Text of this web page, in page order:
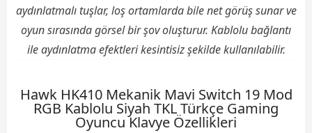
aydınlatmalı tuşlar, loş ortamlarda bile net görüş sunar ve
oyun sırasında görsel bir şov oluşturur. Kablolu bağlantı
ile aydınlatma efektleri kesintisiz şekilde kullanılabilir.
Hawk HK410 Mekanik Mavi Switch 19 Mod
RGB Kablolu Siyah TKL Türkçe Gaming
Oyuncu Klavye Özellikleri